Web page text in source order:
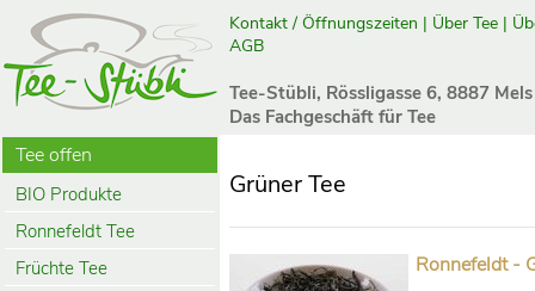
Kontakt / Öffnungszeiten | Über Tee |
AGB
Tee-Stübli, Rössligasse 6, 8887 Mels
Das Fachgeschäft für Tee
Tee offen
BIO Produkte
Ronnefeldt Tee
Früchte Tee
Grüner Tee
Ronnefeldt -